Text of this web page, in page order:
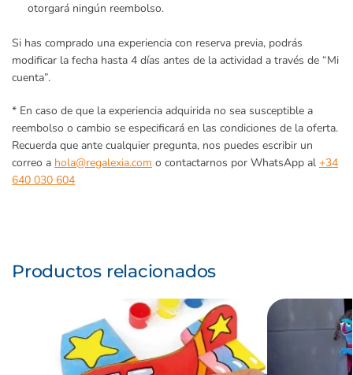
otorgará ningún reembolso.
Si has comprado una experiencia con reserva previa, podrás
modificar la fecha hasta 4 días antes de la actividad a través de “Mi
cuenta”.
* En caso de que la experiencia adquirida no sea susceptible a
reembolso o cambio se especificará en las condiciones de la oferta.
Recuerda que ante cualquier pregunta, nos puedes escribir un
correo a hola@regalexia.com o contactarnos por WhatsApp al +34
640 030 604
Productos relacionados